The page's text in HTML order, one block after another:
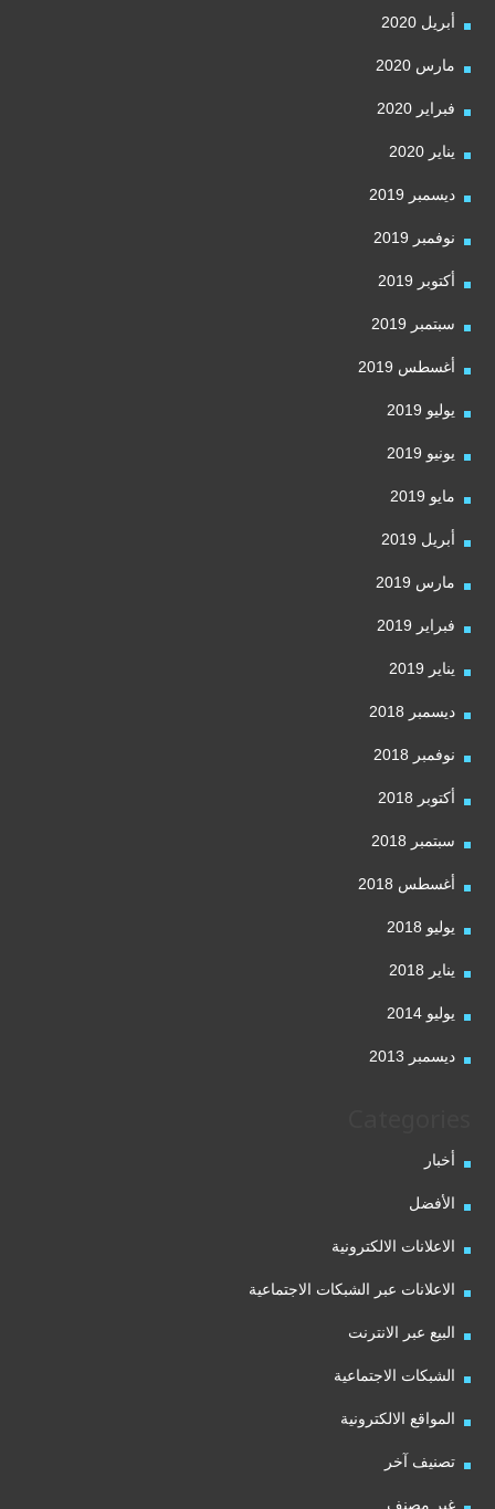
أبريل 2020
مارس 2020
فبراير 2020
يناير 2020
ديسمبر 2019
نوفمبر 2019
أكتوبر 2019
سبتمبر 2019
أغسطس 2019
يوليو 2019
يونيو 2019
مايو 2019
أبريل 2019
مارس 2019
فبراير 2019
يناير 2019
ديسمبر 2018
نوفمبر 2018
أكتوبر 2018
سبتمبر 2018
أغسطس 2018
يوليو 2018
يناير 2018
يوليو 2014
ديسمبر 2013
أخبار
الأفضل
الاعلانات الالكترونية
الاعلانات عبر الشبكات الاجتماعية
البيع عبر الانترنت
الشبكات الاجتماعية
المواقع الالكترونية
تصنيف آخر
غير مصنف